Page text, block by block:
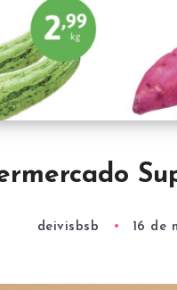
deivisbsb 16 de